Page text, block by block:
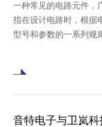
一种常见的电路元件，
指在设计电路时，根据
型号和参数的一系列规
音特电子与卫岚